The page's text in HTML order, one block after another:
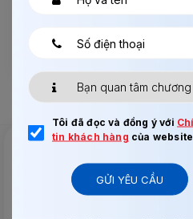
Tư vấn &
Chúng tôi luôn sẵn sàng hỗ
Tôi đã đọc và đồng ý với
tin khách hàng của website
GỬI YÊU CẦU